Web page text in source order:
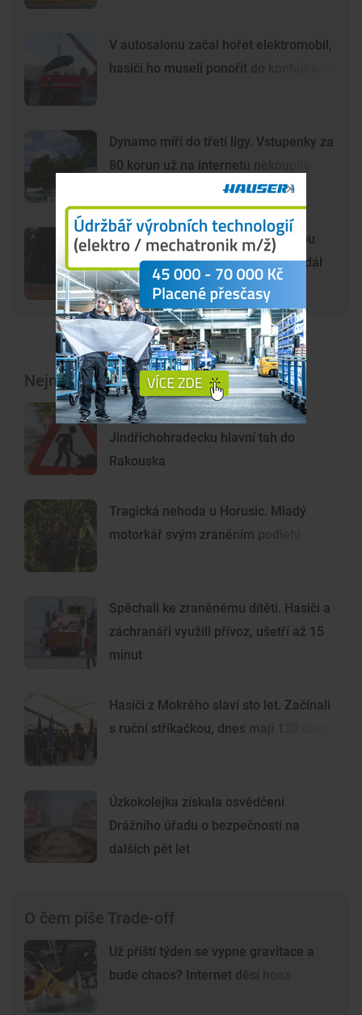
V autosalonu začal hořet elektromobil,
hasiči ho museli ponořit do kontejneru
Dynamo míří do třetí ligy. Vstupenky za
80 korun už na internetu nekoupíte
Šelma na jihu Čech? Záběry mohou
zachycovat kočku, policie hlášení dál
prověřuje
Nejnovější články
Silničáři opraví v Majdaleně na
Jindřichohradecku hlavní tah do
Rakouska
Tragická nehoda u Horusic. Mladý
motorkář svým zraněním podlehl
Spěchali ke zraněnému dítěti. Hasiči a
záchranáři využili přívoz, ušetří až 15
minut
Hasiči z Mokrého slaví sto let. Začínali
s ruční stříkačkou, dnes mají 130 členů
Úzkokolejka získala osvědčení
Drážního úřadu o bezpečnosti na
dalších pět let
O čem píše Trade-off
Už příští týden se vypne gravitace a
bude chaos? Internet děsí hoax